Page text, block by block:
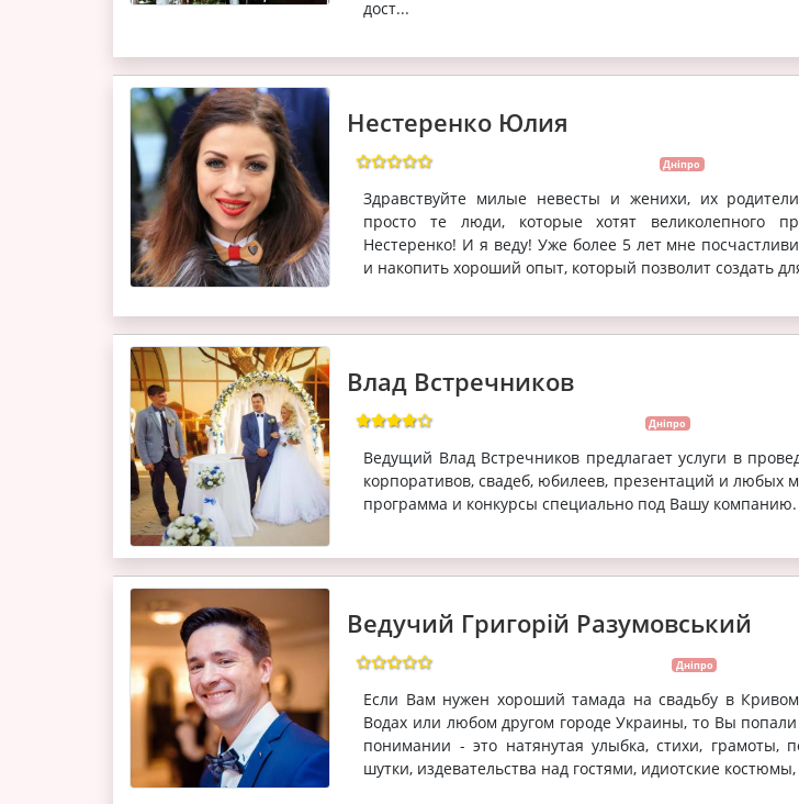
дост...
Нестеренко Юлия
Дніпро
Здравствуйте милые невесты и женихи, их
просто те люди, которые хотят великолепного
Нестеренко! И я веду! Уже более 5 лет мне
и накопить хороший опыт, который позволит создать
Влад Встречников
Дніпро
Ведущий Влад Встречников предлагает услуги в
корпоративов, свадеб, юбилеев, презентаций и любых
программа и конкурсы специально под Вашу
Ведучий Григорій Разумовський
Дніпро
Если Вам нужен хороший тамада на свадьбу в
Водах или любом другом городе Украины, то Вы
понимании - это натянутая улыбка, стихи, грамоты,
шутки, издевательства над гостями, идиотские